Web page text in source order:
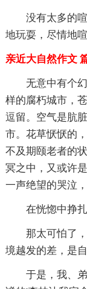
没有太多的
地玩耍，尽情地
亲近大自然作文
无意中有个
样的腐朽城市，
逗留。空气是肮
市。花草恹恹的
不及期颐老者的
冥之中，又或许
一声绝望的哭泣
在恍惚中挣
那太可怕了
境越发的差，是
于是，我、